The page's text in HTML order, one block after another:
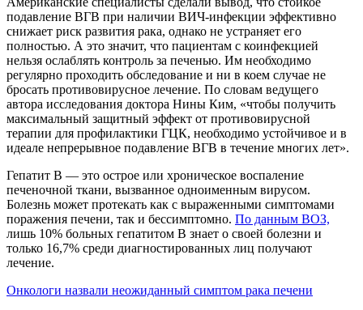
подавление ВГB при наличии ВИЧ-инфекции эффективно
снижает риск развития рака, однако не устраняет его
полностью. А это значит, что пациентам с коинфекцией
нельзя ослаблять контроль за печенью. Им необходимо
регулярно проходить обследование и ни в коем случае не
бросать противовирусное лечение. По словам ведущего
автора исследования доктора Нины Ким, «чтобы получить
максимальный защитный эффект от противовирусной
терапии для профилактики ГЦК, необходимо устойчивое и в
идеале непрерывное подавление ВГB в течение многих лет».
Гепатит B — это острое или хроническое воспаление
печеночной ткани, вызванное одноименным вирусом.
Болезнь может протекать как с выраженными симптомами
поражения печени, так и бессимптомно. По данным ВОЗ,
лишь 10% больных гепатитом B знает о своей болезни и
только 16,7% среди диагностированных лиц получают
лечение.
Онкологи назвали неожиданный симптом рака печени